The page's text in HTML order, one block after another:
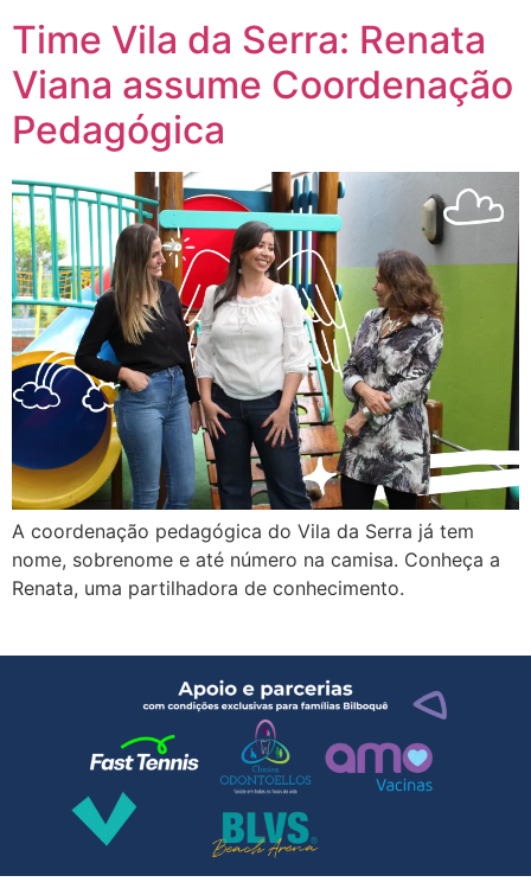
Time Vila da Serra: Renata
Viana assume Coordenação
Pedagógica
A coordenação pedagógica do Vila da Serra já tem
nome, sobrenome e até número na camisa. Conheça a
Renata, uma partilhadora de conhecimento.